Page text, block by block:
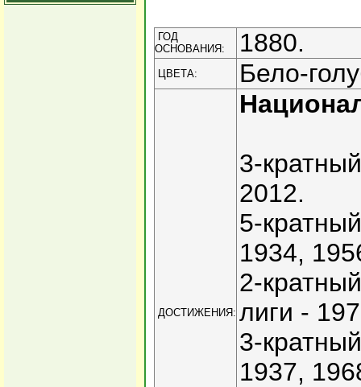
ГОД
ОСНОВАНИЯ:
1880.
ЦВЕТА: Бело-
ДОСТИЖЕНИЯ:
3-
2012.
5-
1934,
2-
лиги -
3-
1937,